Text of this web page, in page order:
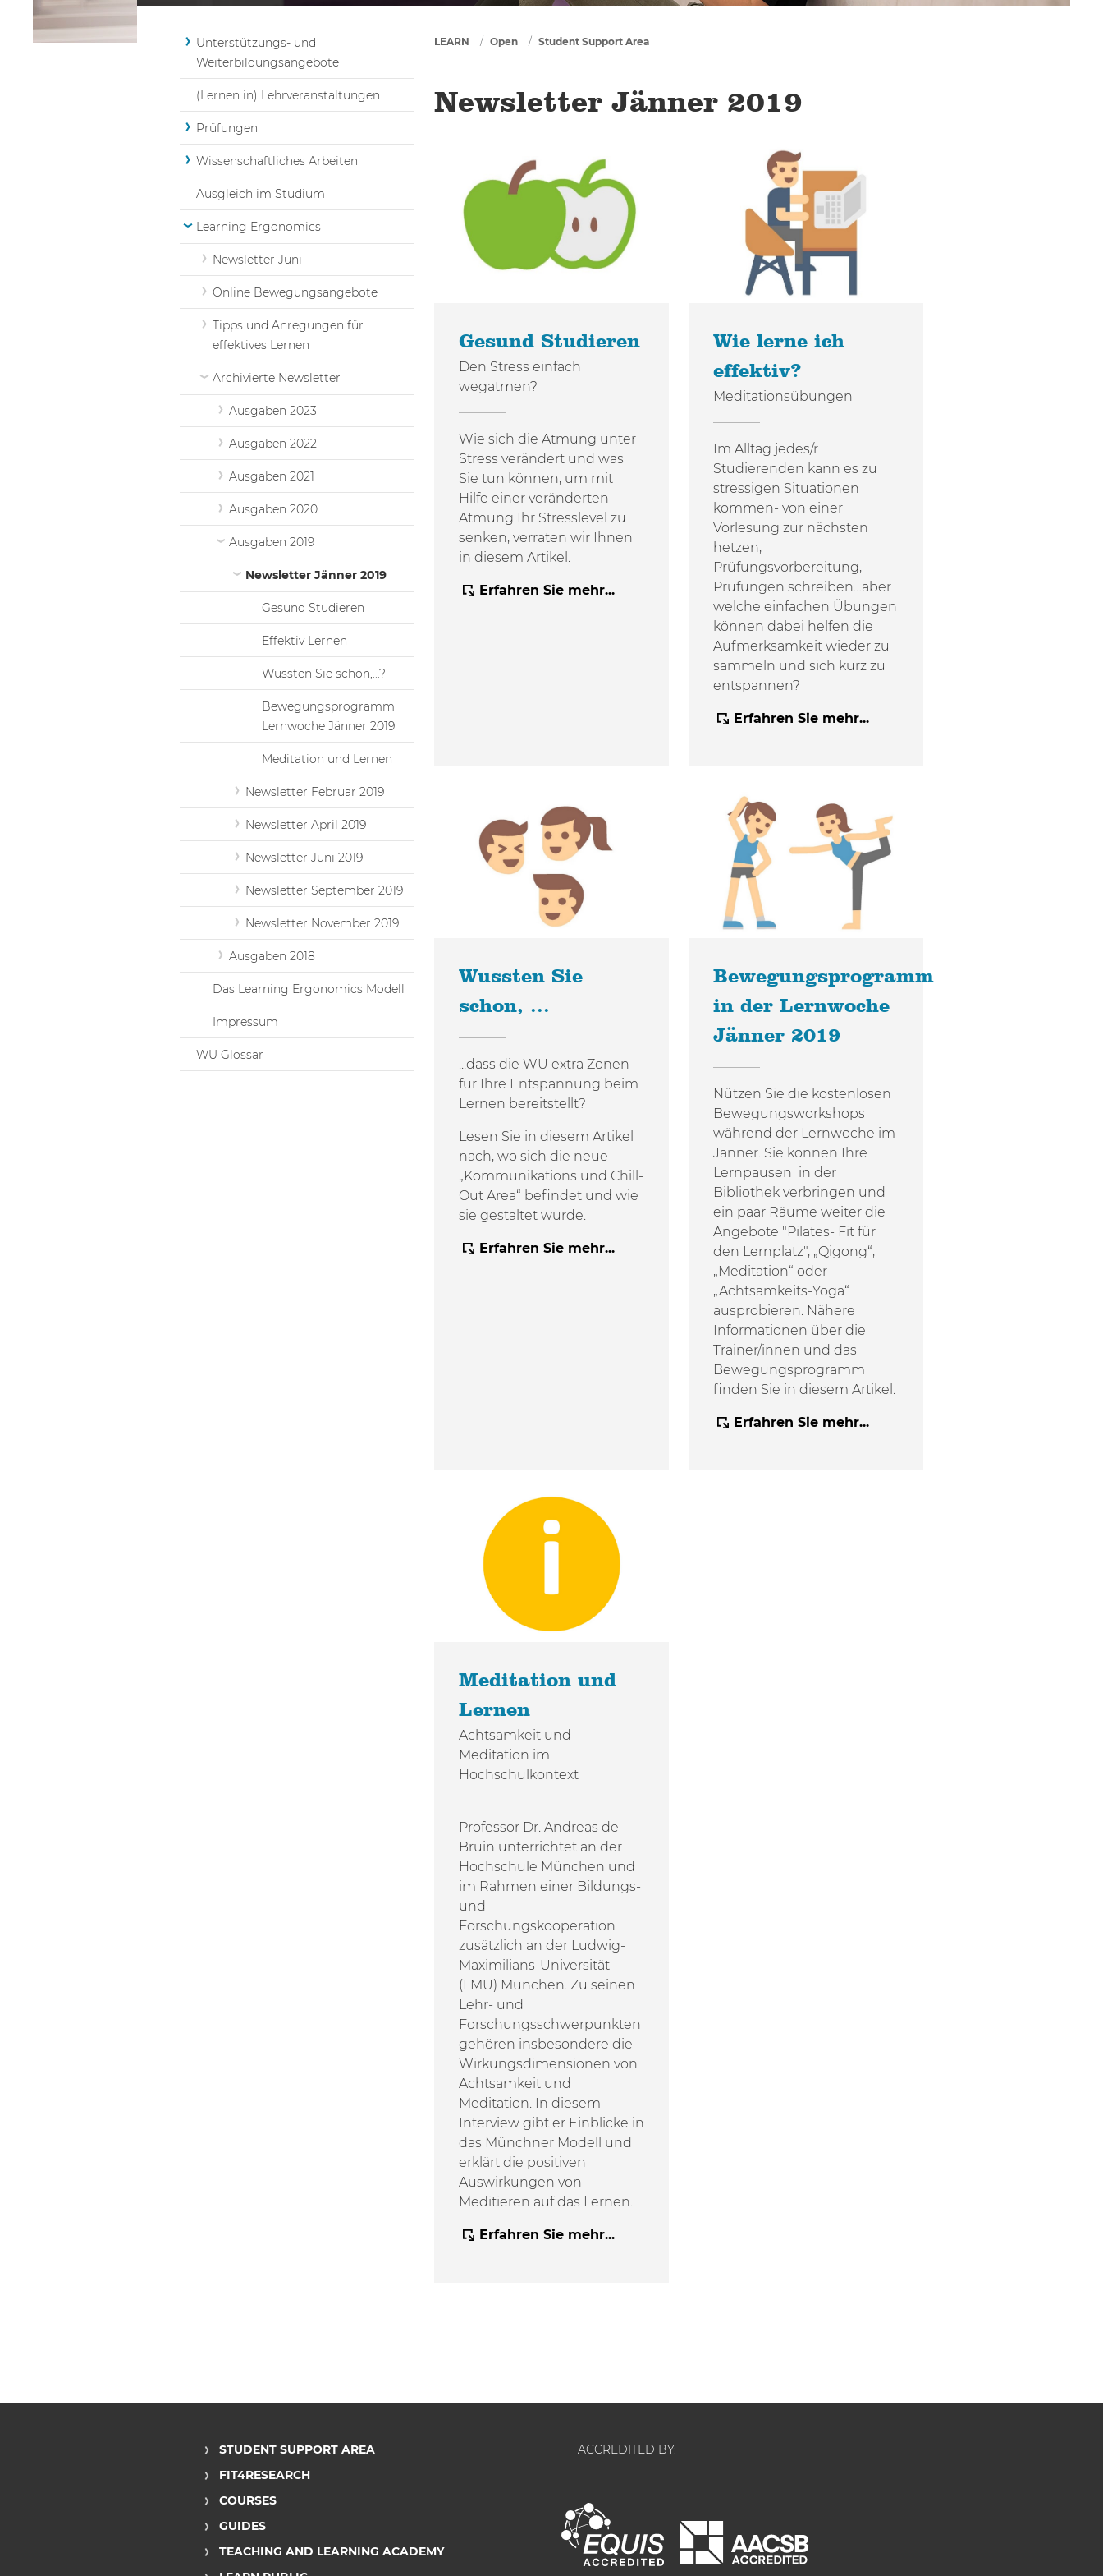
Unterstützungs- und
Weiterbildungsangebote
(Lernen in) Lehrveranstaltungen
Prüfungen
Wissenschaftliches Arbeiten
Ausgleich im Studium
Learning Ergonomics
Newsletter Juni
Online Bewegungsangebote
Tipps und Anregungen für
effektives Lernen
Archivierte Newsletter
Ausgaben 2023
Ausgaben 2022
Ausgaben 2021
Ausgaben 2020
Ausgaben 2019
Newsletter Jänner 2019
Gesund Studieren
Effektiv Lernen
Wussten Sie schon,...?
Bewegungsprogramm
Lernwoche Jänner 2019
Meditation und Lernen
Newsletter Februar 2019
Newsletter April 2019
Newsletter Juni 2019
Newsletter September 2019
Newsletter November 2019
Ausgaben 2018
Das Learning Ergonomics Modell
Impressum
WU Glossar
You are here
LEARN Open Student Support Area
Newsletter Jänner 2019
Gesund Studieren
Den Stress einfach
wegatmen?
Wie sich die Atmung unter
Stress verändert und was
Sie tun können, um mit
Hilfe einer veränderten
Atmung Ihr Stresslevel zu
senken, verraten wir Ihnen
in diesem Artikel.
Erfahren Sie mehr...
Wie lerne ich
effektiv?
Meditationsübungen
Im Alltag jedes/r
Studierenden kann es zu
stressigen Situationen
kommen- von einer
Vorlesung zur nächsten
hetzen,
Prüfungsvorbereitung,
Prüfungen schreiben…aber
welche einfachen Übungen
können dabei helfen die
Aufmerksamkeit wieder zu
sammeln und sich kurz zu
entspannen?
Erfahren Sie mehr...
Wussten Sie
schon, ...
...dass die WU extra Zonen
für Ihre Entspannung beim
Lernen bereitstellt?
Lesen Sie in diesem Artikel
nach, wo sich die neue
„Kommunikations und Chill-
Out Area“ befindet und wie
sie gestaltet wurde.
Erfahren Sie mehr...
Bewegungsprogramm
in der Lernwoche
Jänner 2019
Nützen Sie die kostenlosen
Bewegungsworkshops
während der Lernwoche im
Jänner. Sie können Ihre
Lernpausen in der
Bibliothek verbringen und
ein paar Räume weiter die
Angebote "Pilates- Fit für
den Lernplatz", „Qigong“,
„Meditation“ oder
„Achtsamkeits-Yoga“
ausprobieren. Nähere
Informationen über die
Trainer/innen und das
Bewegungsprogramm
finden Sie in diesem Artikel.
Erfahren Sie mehr...
Meditation und
Lernen
Achtsamkeit und
Meditation im
Hochschulkontext
Professor Dr. Andreas de
Bruin unterrichtet an der
Hochschule München und
im Rahmen einer Bildungs-
und
Forschungskooperation
zusätzlich an der Ludwig-
Maximilians-Universität
(LMU) München. Zu seinen
Lehr- und
Forschungsschwerpunkten
gehören insbesondere die
Wirkungsdimensionen von
Achtsamkeit und
Meditation. In diesem
Interview gibt er Einblicke in
das Münchner Modell und
erklärt die positiven
Auswirkungen von
Meditieren auf das Lernen.
Erfahren Sie mehr...
STUDENT SUPPORT AREA
FIT4RESEARCH
COURSES
GUIDES
TEACHING AND LEARNING ACADEMY
ACCREDITED BY: